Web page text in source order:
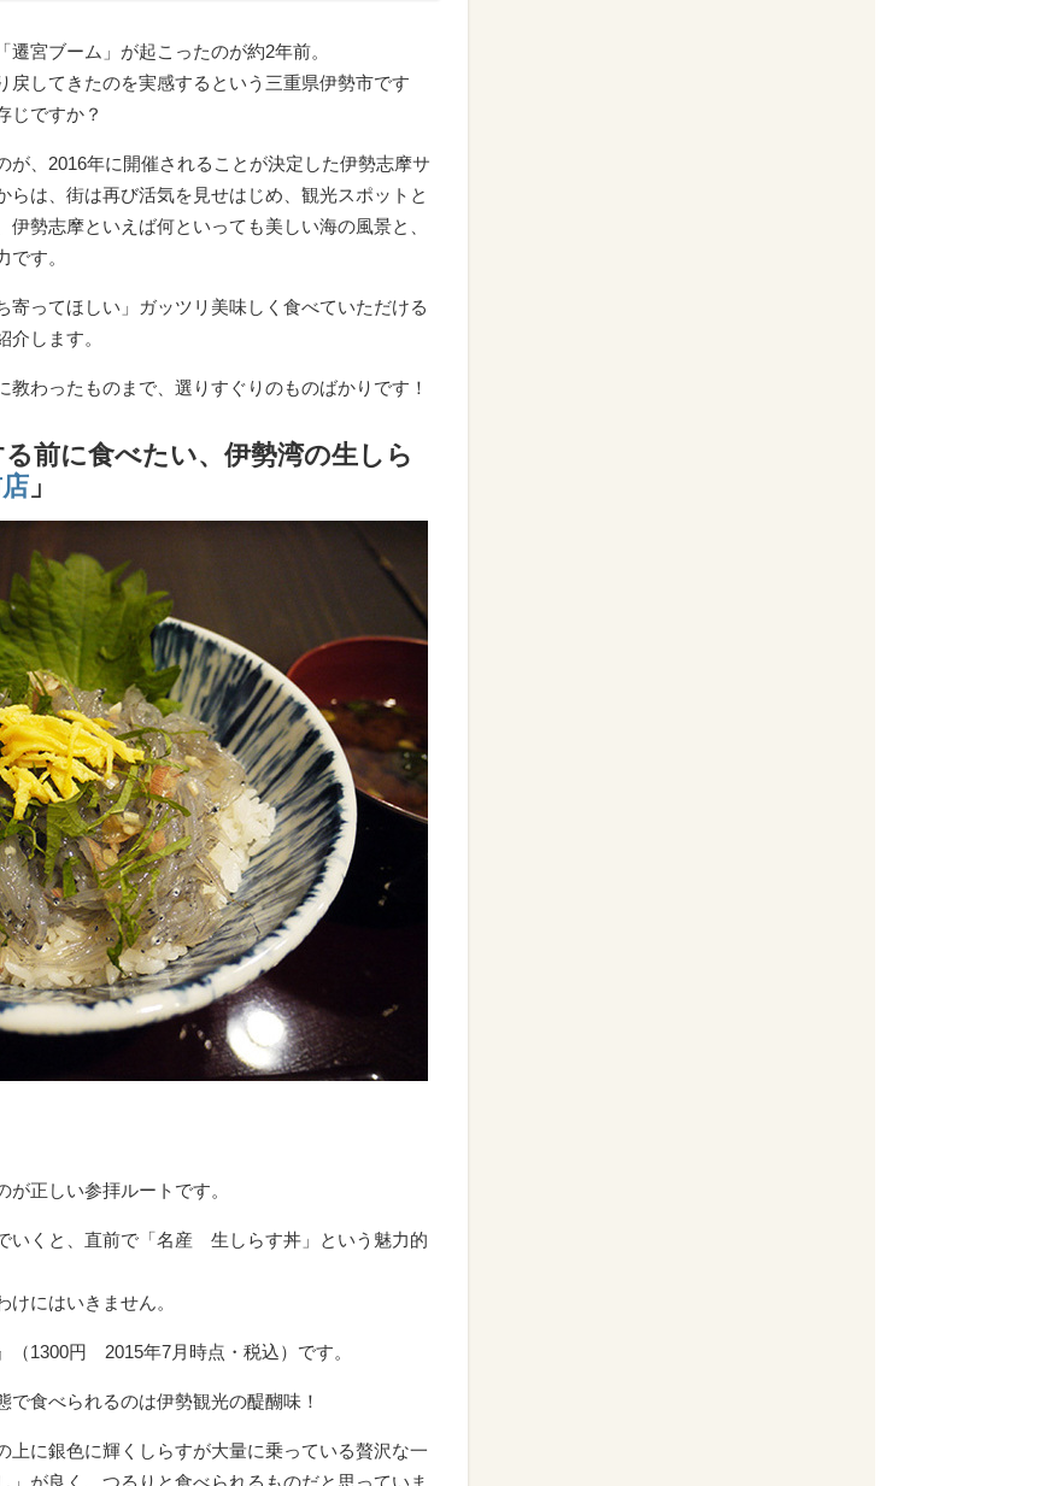
宮ブーム」が起こったのが約2年前。
戻してきたのを実感するという三重県伊勢市です
じですか？
が、2016年に開催されることが決定した伊勢志摩サ
らは、街は再び活気を見せはじめ、観光スポットと
勢志摩といえば何といっても美しい海の風景と、
す。
寄ってほしい」ガッツリ美味しく食べていただける
します。
わったものまで、選りすぐりのものばかりです！
前に食べたい、伊勢湾の生しら
」
正しい参拝ルートです。
いくと、直前で「名産 生しらす丼」という魅力的
にはいきません。
1300円 2015年7月時点・税込）です。
食べられるのは伊勢観光の醍醐味！
上に銀色に輝くしらすが大量に乗っている贅沢な一